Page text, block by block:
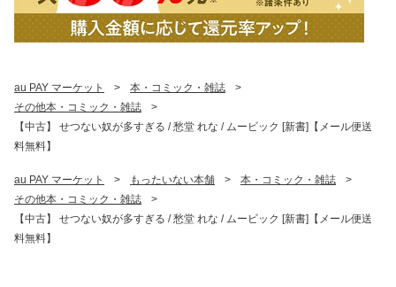
au PAY マーケット > 本・コミック・雑誌
>
その他本・コミック・雑誌
>
【中古】 せつない奴が多すぎる / 愁堂 れな / ムービック [新書]【メール便送
料無料】
au PAY マーケット > もったいない本舗 > 本・コミック・雑誌
>
その他本・コミック・雑誌
>
【中古】 せつない奴が多すぎる / 愁堂 れな / ムービック [新書]【メール便送
料無料】